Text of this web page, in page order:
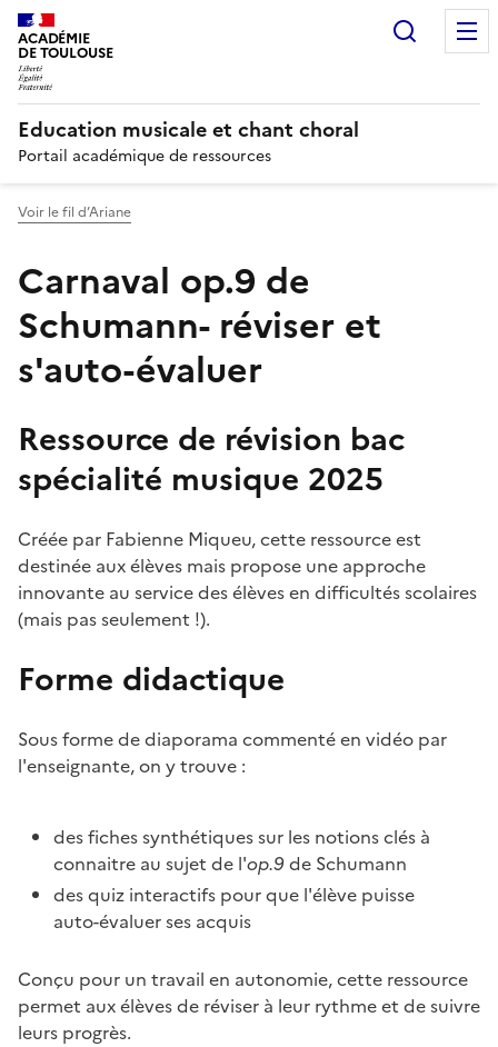
ACADÉMIE
DE TOULOUSE
Education musicale et chant choral
Portail académique de ressources
Voir le fil d’Ariane
Carnaval op.9 de
Schumann- réviser et
s'auto-évaluer
Ressource de révision bac
spécialité musique 2025
Créée par Fabienne Miqueu, cette ressource est
destinée aux élèves mais propose une approche
innovante au service des élèves en difficultés scolaires
(mais pas seulement !).
Forme didactique
Sous forme de diaporama commenté en vidéo par
l'enseignante, on y trouve :
des fiches synthétiques sur les notions clés à
connaitre au sujet de l'op.9de Schumann
des quiz interactifs pour que l'élève puisse
auto-évaluer ses acquis
Conçu pour un travail en autonomie, cette ressource
permet aux élèves de réviser à leur rythme et de suivre
leurs progrès.